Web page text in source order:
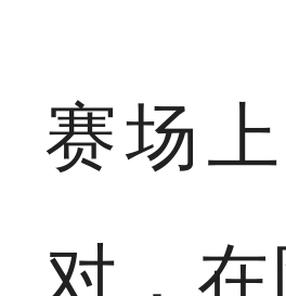
赛场
对，